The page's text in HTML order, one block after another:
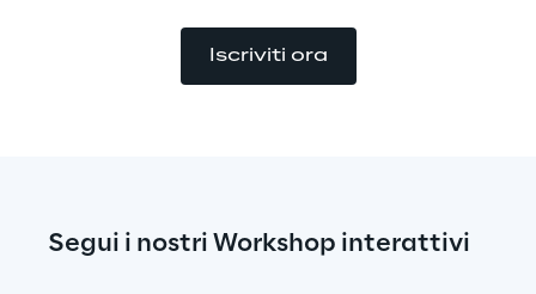
Iscriviti ora
Segui i nostri Workshop interattivi